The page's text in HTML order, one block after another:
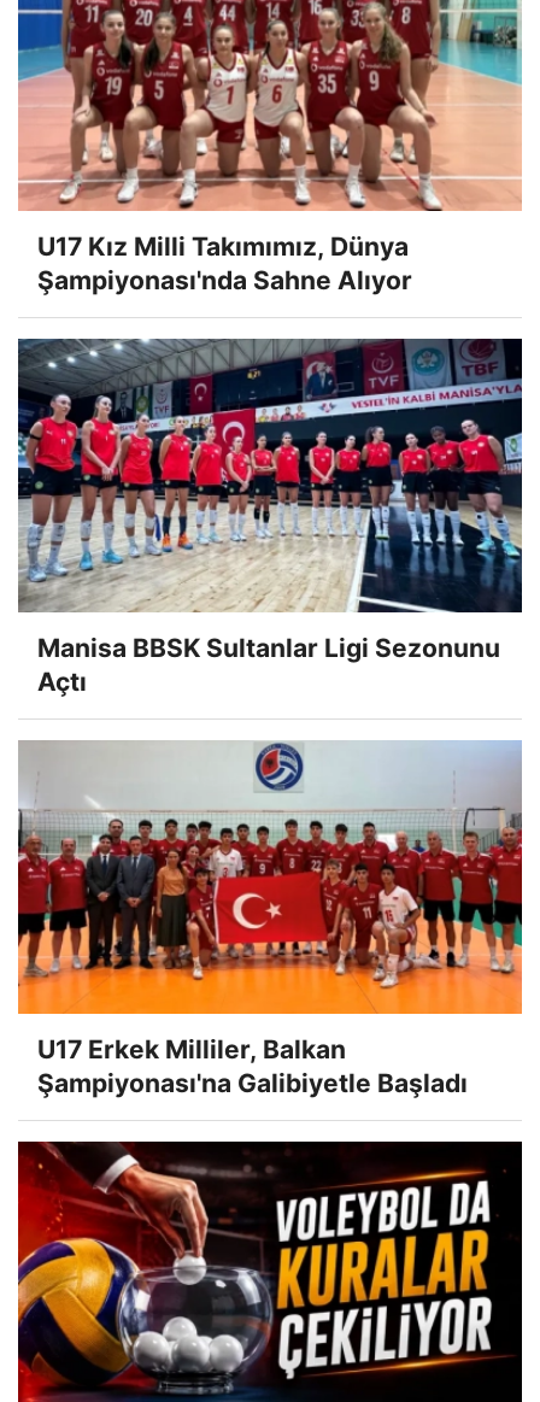
U17 Kız Milli Takımımız, Dünya
Şampiyonası'nda Sahne Alıyor
Manisa BBSK Sultanlar Ligi Sezonunu
Açtı
U17 Erkek Milliler, Balkan
Şampiyonası'na Galibiyetle Başladı